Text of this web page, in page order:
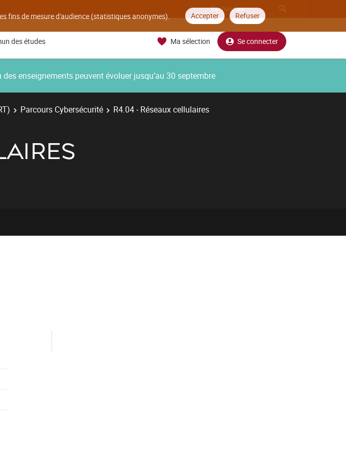
fins de mesure d'audience (statistiques anonymes). Accepter Refuser
des études Ma sélection Se connecter
enseignements peuvent évoluer jusqu’au 30 septembre
Parcours Cybersécurité R4.04 - Réseaux cellulaires